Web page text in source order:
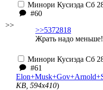
>>
Минори Кусиэда Сб
#60
>>5372818
Жрать надо
Минори Кусиэда Сб
#61
KB, 594x410)